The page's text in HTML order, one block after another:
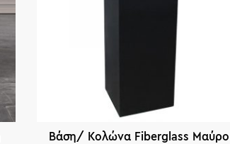
Βάση/ Κολώνα Fiberglass Μαύρο